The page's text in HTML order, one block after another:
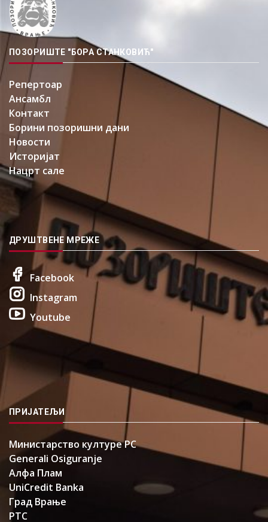
ПОЗОРИШТЕ "БОРА СТАНКОВИЋ"
Репертоар
Ансамбл
Контакт
Борини позоришни дани
Новости
Историјат
Нацрт сале
ДРУШТВЕНЕ МРЕЖЕ
Facebook
Instagram
Youtube
ПРИЈАТЕЉИ
Министарство културе РС
Generali Osiguranje
Алфа Плам
UniCredit Banka
Град Врање
РТС